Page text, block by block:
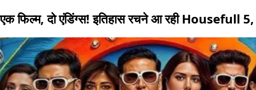
एक फिल्म, दो एंडिंग्स! इतिहास रचने आ रही Housefull 5,